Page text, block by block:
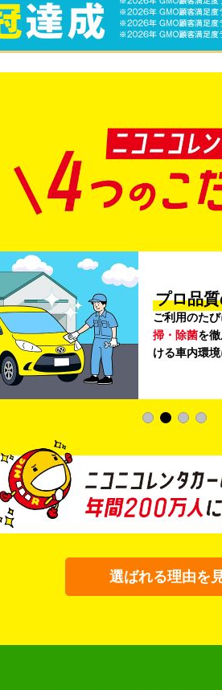
プロ品
ご利用のた
掃・除菌を
ける車内環
選ばれる理由を